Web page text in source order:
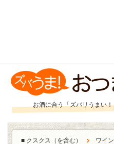
お酒に合う「ズバリうまい
■ クスクス（を含む） ワイ